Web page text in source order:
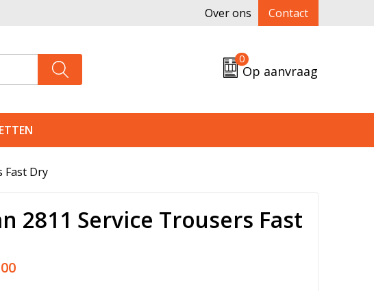
Over ons Contact
0
Op aanvraag
Fast Dry
2811 Service Trousers Fast